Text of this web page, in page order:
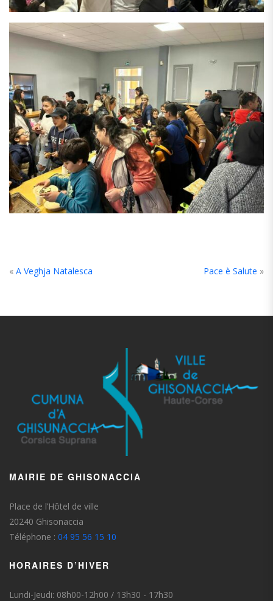
« A Veghja Natalesca Pace è Salute »
MAIRIE DE GHISONACCIA
Place de l’Hôtel de ville
20240 Ghisonaccia
Téléphone : 04 95 56 15 10
HORAIRES D’HIVER
Lundi-Jeudi: 08h00-12h00 / 13h30 - 17h30